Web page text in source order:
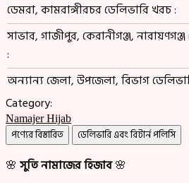
ডেমরা, কামরাঙ্গীরচর ডেলিভারি খরচ :
সাভার, গাজীপুর, কেরানীগঞ্জ,
:
অন্যান্য জেলা, উপজেলা, বিভাগ
Category:
Namajer Hijab
পণ্যের বিস্তারিত ডেলিভারি এবং রিটার্ন পলিসি
🌸 সুতি নামাজের হিজাব🌸